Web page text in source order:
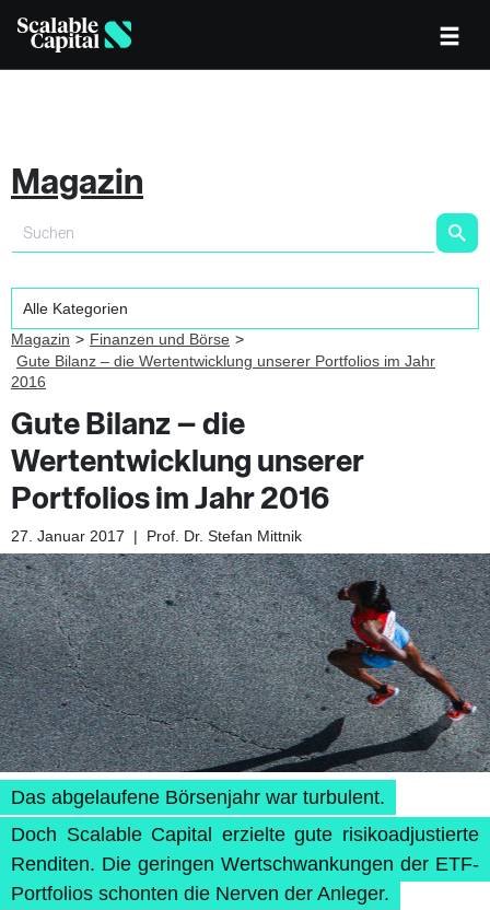
Magazin
Magazin
Finanzen und Börse
Gute Bilanz – die Wertentwicklung unserer Portfolios im Jahr
2016
Gute Bilanz – die
Wertentwicklung unserer
Portfolios im Jahr 2016
27. Januar 2017 | Prof. Dr. Stefan Mittnik
Das abgelaufene Börsenjahr war turbulent.
Doch Scalable Capital erzielte gute risikoadjustierte
Renditen. Die geringen Wertschwankungen der ETF-
Portfolios schonten die Nerven der Anleger.